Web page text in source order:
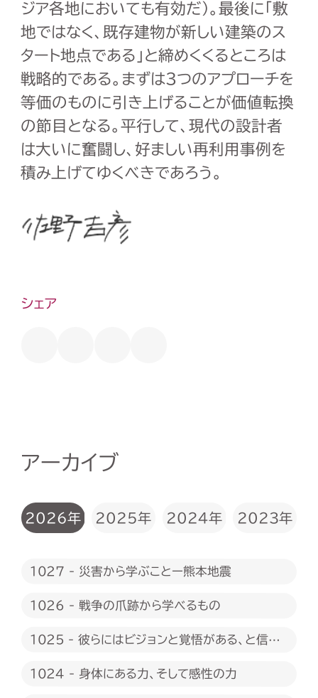
ジア各地においても有効だ）。最後に「敷
地ではなく、既存建物が新しい建築のス
タート地点である」と締めくくるところは
戦略的である。まずは3つのアプローチを
等価のものに引き上げることが価値転換
の節目となる。平行して、現代の設計者
は大いに奮闘し、好ましい再利用事例を
積み上げてゆくべきであろう。
シェア
アーカイブ
2026年 2025年 2024年 2023年
1027 - 災害から学ぶことー熊本地震
1026 - 戦争の爪跡から学べるもの
1025 - 彼らにはビジョンと覚悟がある、と信じ
1024 - 身体にある力、そして感性の力